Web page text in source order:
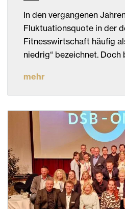
In den vergangenen
Fluktuationsquote in der
Fitnesswirtschaft häufig
niedrig“ bezeichnet. Doch
mehr